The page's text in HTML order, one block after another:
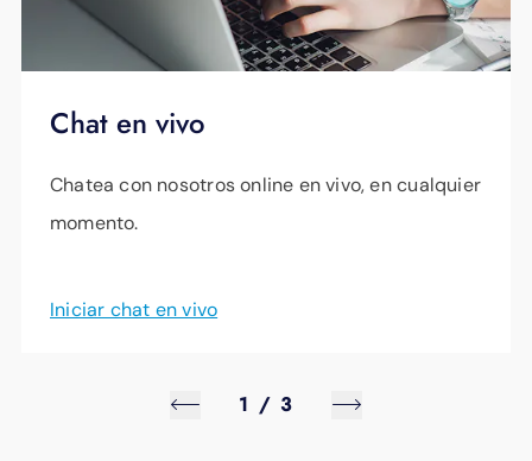
Chat en vivo
Chatea con nosotros online en vivo, en cualquier
momento.
Iniciar chat en vivo
1 / 3